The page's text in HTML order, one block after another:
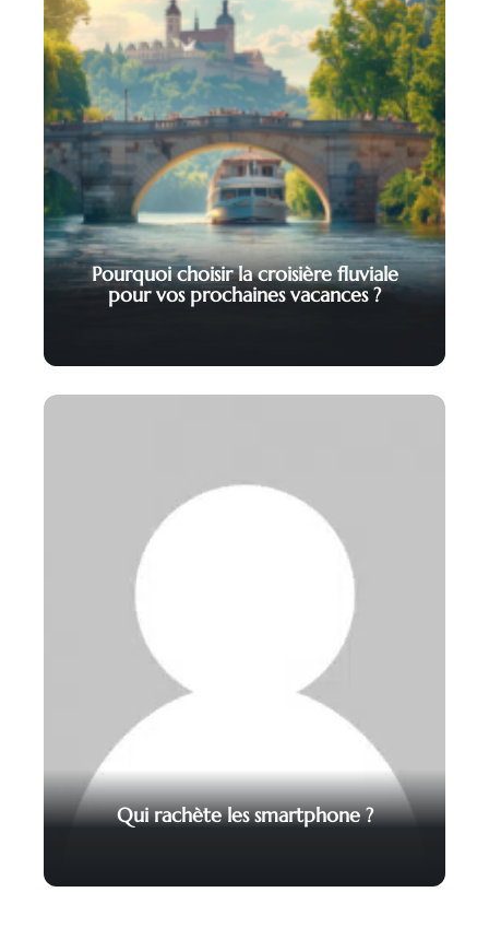
Pourquoi choisir la croisière fluviale
pour vos prochaines vacances ?
Qui rachète les smartphone ?